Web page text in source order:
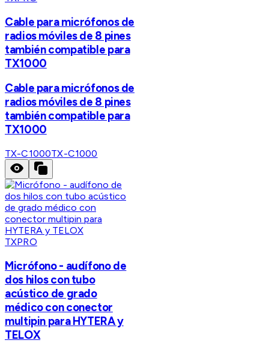
Cable para micrófonos de
radios móviles de 8 pines
también compatible para
TX1000
Cable para micrófonos de
radios móviles de 8 pines
también compatible para
TX1000
TX-C1000TX-C1000
TXPRO
Micrófono - audífono de
dos hilos con tubo
acústico de grado
médico con conector
multipin para HYTERA y
TELOX